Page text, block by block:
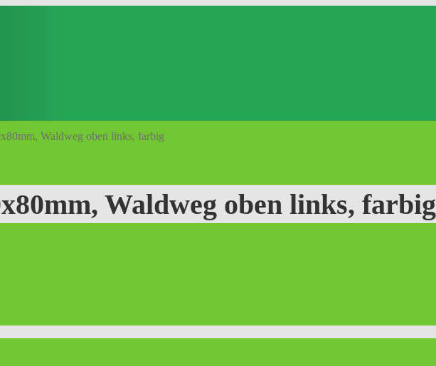
Waldweg oben links, farbig
Waldweg oben links, farbig